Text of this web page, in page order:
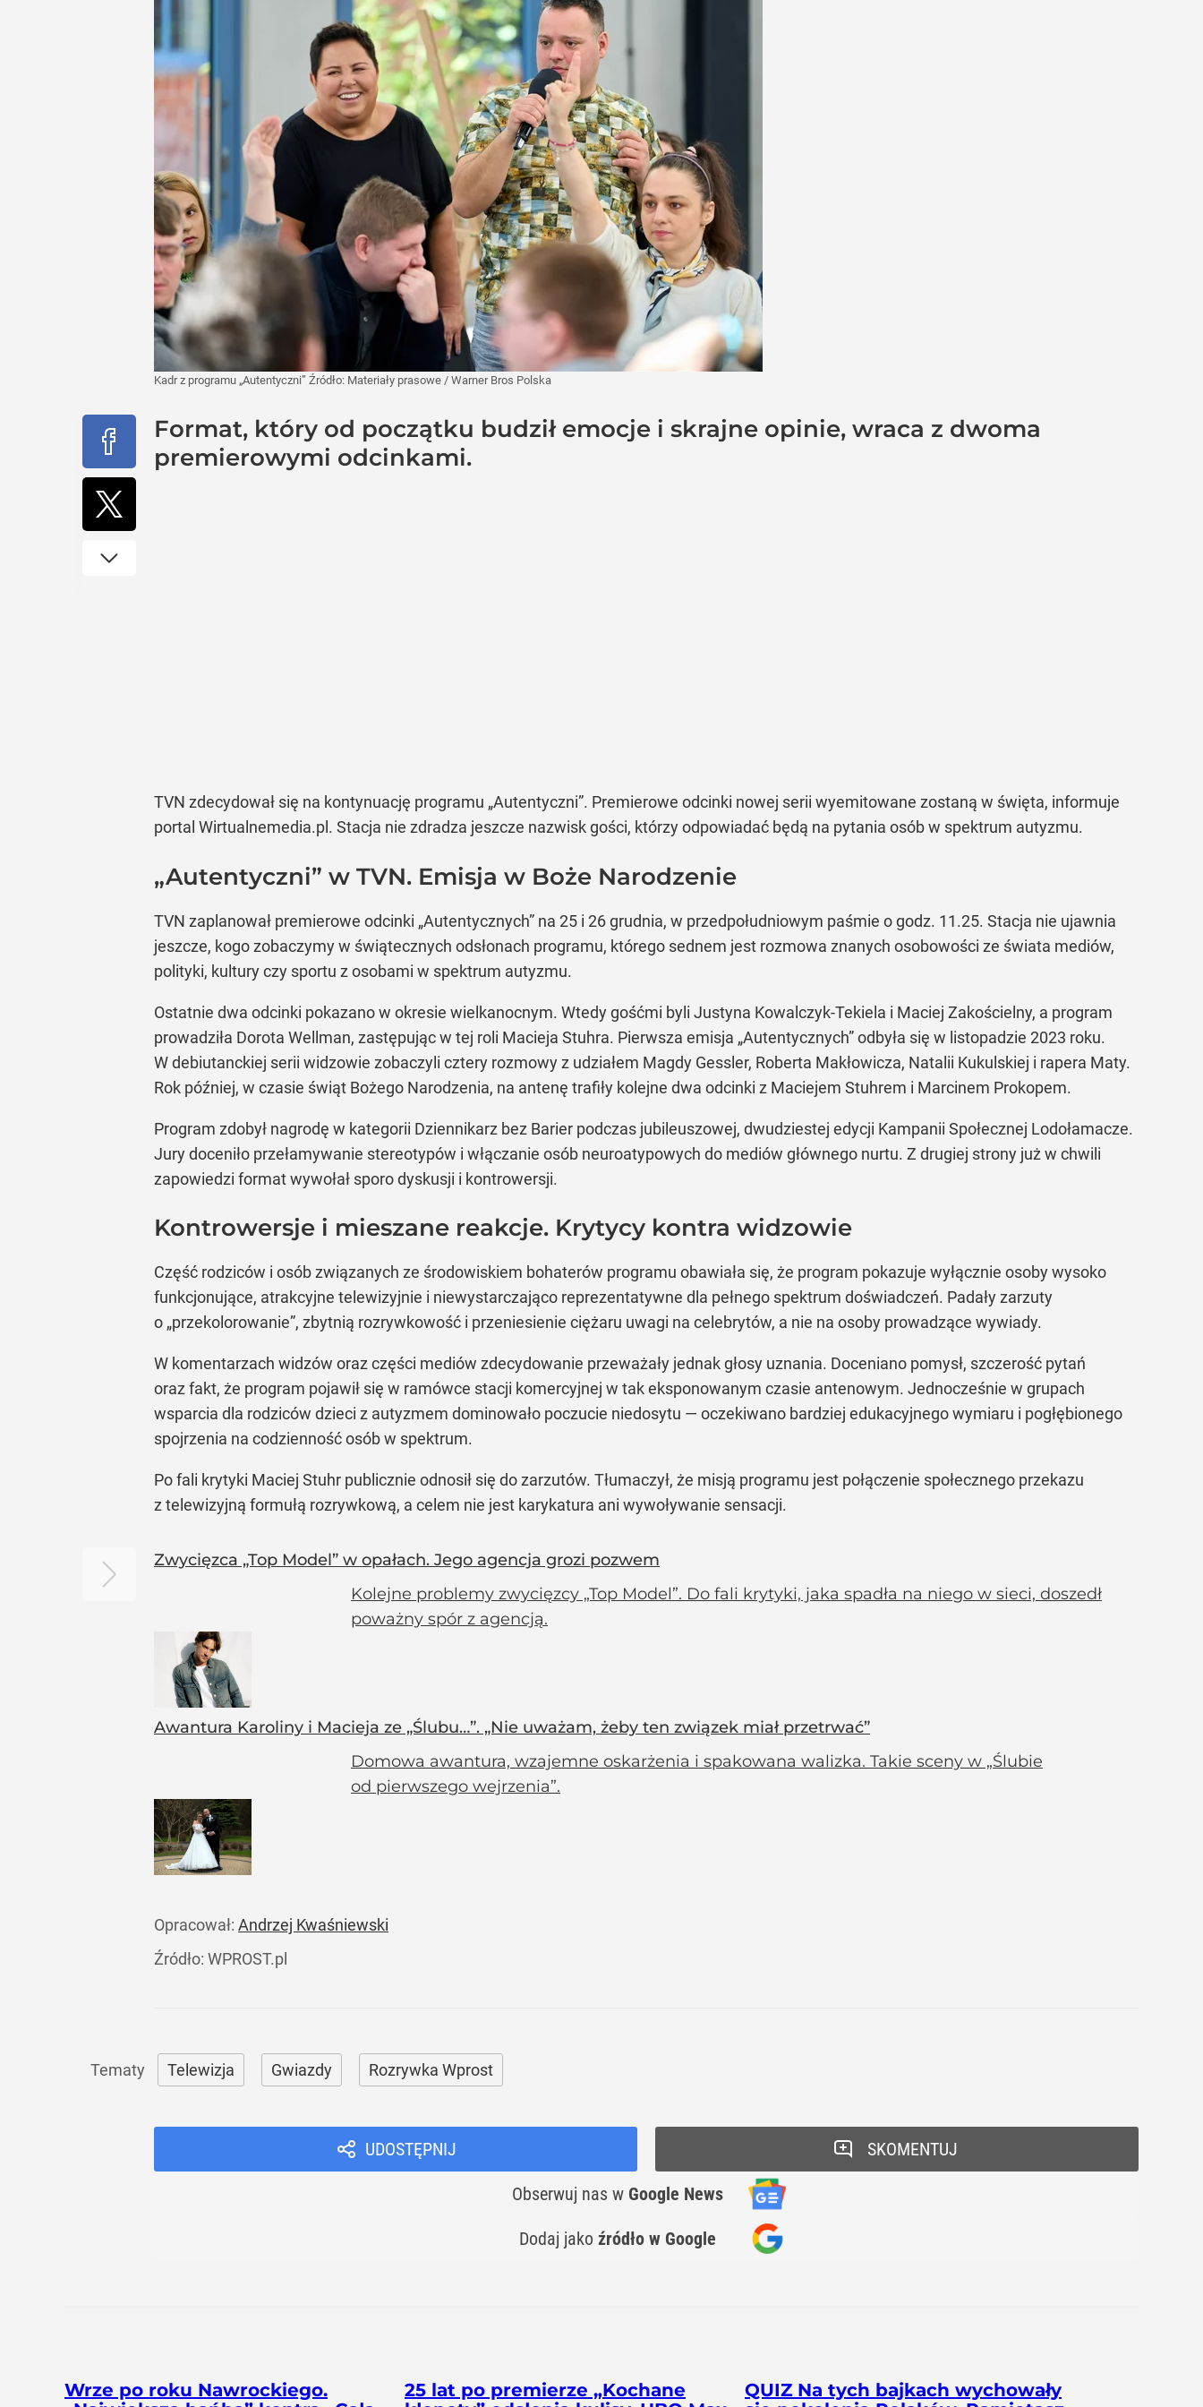
Kadr z programu „Autentyczni” Źródło: Materiały prasowe / Warner Bros Polska
Format, który od początku budził emocje i skrajne opinie, wraca z dwoma
premierowymi odcinkami.
TVN zdecydował się na kontynuację programu „Autentyczni”. Premierowe odcinki nowej serii wyemitowane zostaną w święta, informuje
portal Wirtualnemedia.pl. Stacja nie zdradza jeszcze nazwisk gości, którzy odpowiadać będą na pytania osób w spektrum autyzmu.
„Autentyczni” w TVN. Emisja w Boże Narodzenie
TVN zaplanował premierowe odcinki „Autentycznych” na 25 i 26 grudnia, w przedpołudniowym paśmie o godz. 11.25. Stacja nie ujawnia
jeszcze, kogo zobaczymy w świątecznych odsłonach programu, którego sednem jest rozmowa znanych osobowości ze świata mediów,
polityki, kultury czy sportu z osobami w spektrum autyzmu.
Ostatnie dwa odcinki pokazano w okresie wielkanocnym. Wtedy gośćmi byli Justyna Kowalczyk-Tekiela i Maciej Zakościelny, a program
prowadziła Dorota Wellman, zastępując w tej roli Macieja Stuhra. Pierwsza emisja „Autentycznych” odbyła się w listopadzie 2023 roku.
W debiutanckiej serii widzowie zobaczyli cztery rozmowy z udziałem Magdy Gessler, Roberta Makłowicza, Natalii Kukulskiej i rapera Maty.
Rok później, w czasie świąt Bożego Narodzenia, na antenę trafiły kolejne dwa odcinki z Maciejem Stuhrem i Marcinem Prokopem.
Program zdobył nagrodę w kategorii Dziennikarz bez Barier podczas jubileuszowej, dwudziestej edycji Kampanii Społecznej Lodołamacze.
Jury doceniło przełamywanie stereotypów i włączanie osób neuroatypowych do mediów głównego nurtu. Z drugiej strony już w chwili
zapowiedzi format wywołał sporo dyskusji i kontrowersji.
Kontrowersje i mieszane reakcje. Krytycy kontra widzowie
Część rodziców i osób związanych ze środowiskiem bohaterów programu obawiała się, że program pokazuje wyłącznie osoby wysoko
funkcjonujące, atrakcyjne telewizyjnie i niewystarczająco reprezentatywne dla pełnego spektrum doświadczeń. Padały zarzuty
o „przekolorowanie”, zbytnią rozrywkowość i przeniesienie ciężaru uwagi na celebrytów, a nie na osoby prowadzące wywiady.
W komentarzach widzów oraz części mediów zdecydowanie przeważały jednak głosy uznania. Doceniano pomysł, szczerość pytań
oraz fakt, że program pojawił się w ramówce stacji komercyjnej w tak eksponowanym czasie antenowym. Jednocześnie w grupach
wsparcia dla rodziców dzieci z autyzmem dominowało poczucie niedosytu — oczekiwano bardziej edukacyjnego wymiaru i pogłębionego
spojrzenia na codzienność osób w spektrum.
Po fali krytyki Maciej Stuhr publicznie odnosił się do zarzutów. Tłumaczył, że misją programu jest połączenie społecznego przekazu
z telewizyjną formułą rozrywkową, a celem nie jest karykatura ani wywoływanie sensacji.
Zwycięzca „Top Model” w opałach. Jego agencja grozi pozwem
Kolejne problemy zwycięzcy „Top Model”. Do fali krytyki, jaka spadła na niego w sieci, doszedł
poważny spór z agencją.
Awantura Karoliny i Macieja ze „Ślubu…”. „Nie uważam, żeby ten związek miał przetrwać”
Domowa awantura, wzajemne oskarżenia i spakowana walizka. Takie sceny w „Ślubie
od pierwszego wejrzenia”.
Opracował: Andrzej Kwaśniewski
Źródło: WPROST.pl
Telewizja Gwiazdy Rozrywka Wprost
UDOSTĘPNIJ
Obserwuj nas w Google News
Dodaj jako źródło w Google
SKOMENTUJ
Wrze po roku Nawrockiego.
25 lat po premierze „Kochane
QUIZ Na tych bajkach wychowały